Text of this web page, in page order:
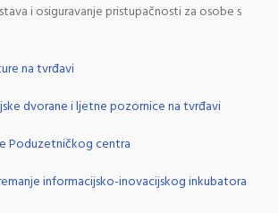
i osiguravanje pristupačnosti za osobe s
na tvrđavi
dvorane i ljetne pozornice na tvrđavi
Poduzetničkog centra
informacijsko-inovacijskog inkubatora